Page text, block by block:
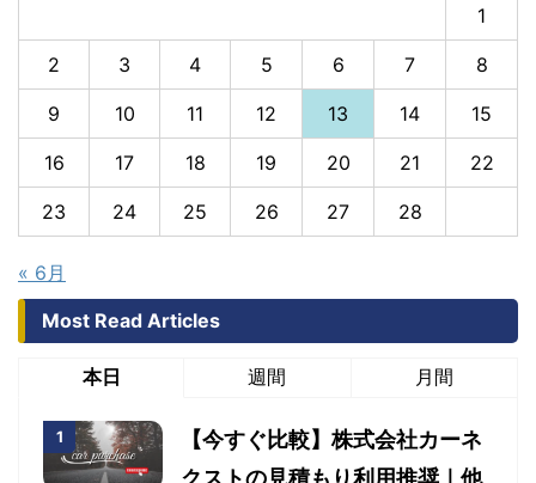
1
2 3 4 5 6 7 8
9 10 11 12 13 14 15
16 17 18 19 20 21 22
23 24 25 26 27 28
« 6月
Most Read Articles
本日 週間 月間
【今すぐ比較】株式会社カーネ
クストの見積もり利用推奨｜他